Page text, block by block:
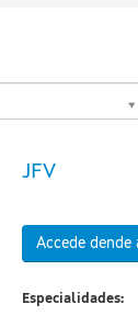
JFV
Accede dende
Especialidades: